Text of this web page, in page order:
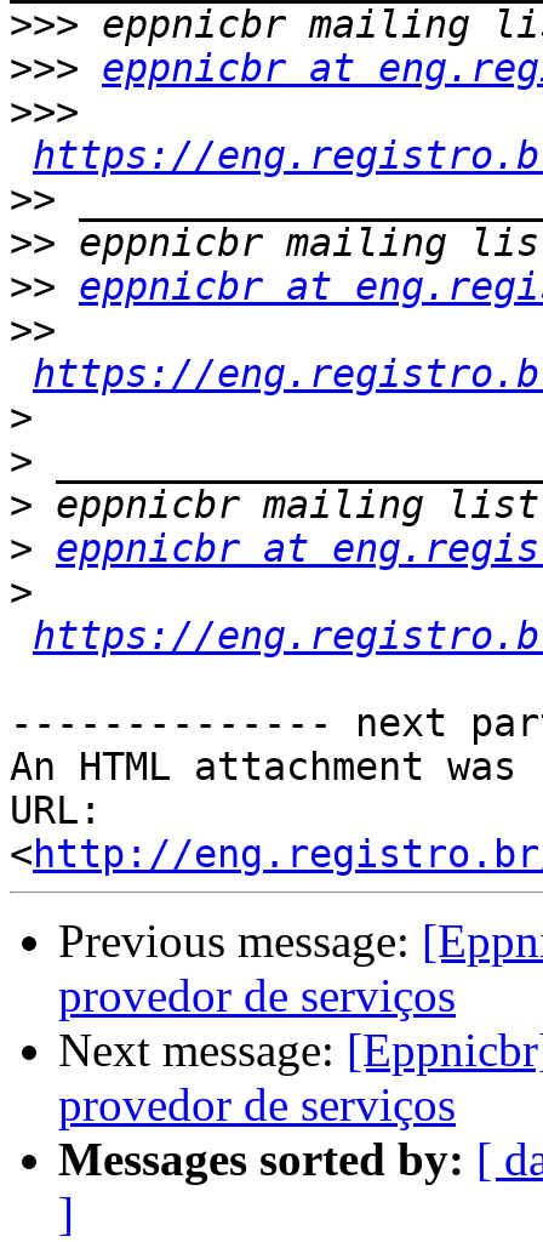
>>>
>>> eppnicbr at
>>>
https://
>>
>>
>> eppnicbr at
>>
https://
>
>
>
> eppnicbr at
>
https://
-------------- next
An HTML attachment
URL:
<http://eng.registro.br/
Previous message:
provedor de serviços
Next message:
provedor de serviços
Messages sorted by: [
]